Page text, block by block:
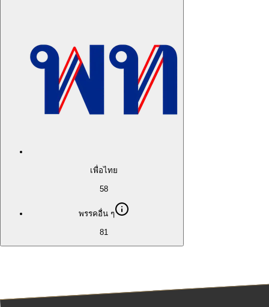
เพื่อไทย
58
พรรคอื่น ๆ
81